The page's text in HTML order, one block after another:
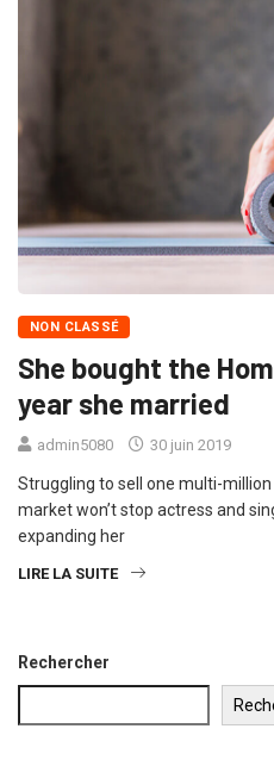
NON CLASSÉ
She bought the
year she married
admin5080 30 juin 2019
Struggling to sell one multi-
market won’t stop actress and
expanding her
LIRE LA SUITE
Rechercher